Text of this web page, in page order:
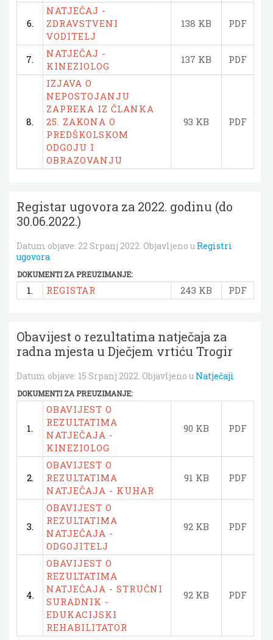
6.
NATJEČAJ -
ZDRAVSTVENI
VODITELJ
138 KB PDF
7.
NATJEČAJ -
KINEZIOLOG
137 KB PDF
8.
IZJAVA O
NEPOSTOJANJU
ZAPREKA IZ ČLANKA
25. ZAKONA O
PREDŠKOLSKOM
ODGOJU I
OBRAZOVANJU
93 KB PDF
Registar ugovora za 2022. godinu (do
30.06.2022.)
Datum objave: 22 Srpanj 2022. Objavljeno u Registri
ugovora
DOKUMENTI ZA PREUZIMANJE:
1. REGISTAR 243 KB PDF
Obavijest o rezultatima natječaja za
radna mjesta u Dječjem vrtiću Trogir
Datum objave: 15 Srpanj 2022. Objavljeno u Natječaji
DOKUMENTI ZA PREUZIMANJE:
1.
OBAVIJEST O
REZULTATIMA
NATJEČAJA -
KINEZIOLOG
90 KB PDF
2.
OBAVIJEST O
REZULTATIMA
NATJEČAJA - KUHAR
91 KB PDF
3.
OBAVIJEST O
REZULTATIMA
NATJEČAJA -
ODGOJITELJ
92 KB PDF
4.
OBAVIJEST O
REZULTATIMA
NATJEČAJA - STRUČNI
SURADNIK -
EDUKACIJSKI
REHABILITATOR
92 KB PDF